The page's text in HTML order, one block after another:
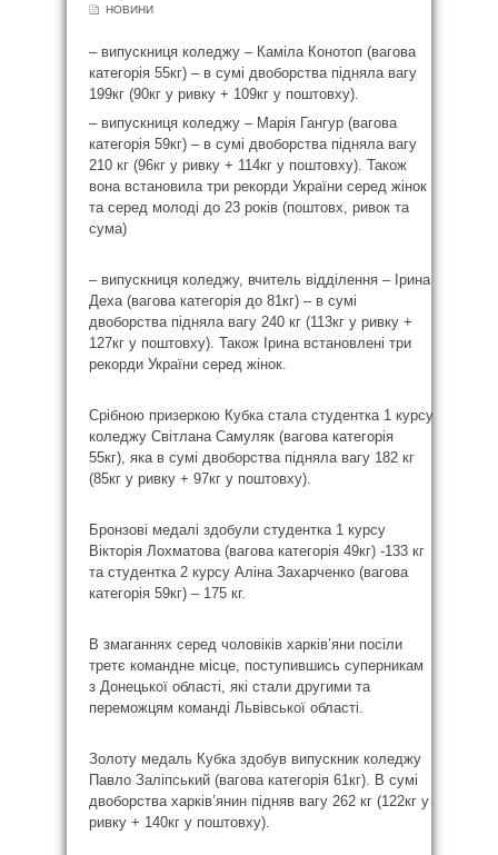
НОВИНИ
– випускниця коледжу – Каміла Конотоп (вагова
категорія 55кг) – в сумі двоборства підняла вагу
199кг (90кг у ривку + 109кг у поштовху).
– випускниця коледжу – Марія Гангур (вагова
категорія 59кг) – в сумі двоборства підняла вагу
210 кг (96кг у ривку + 114кг у поштовху). Також
вона встановила три рекорди України серед жінок
та серед молоді до 23 років (поштовх, ривок та
сума)
– випускниця коледжу, вчитель відділення – Ірина
Деха (вагова категорія до 81кг) – в сумі
двоборства підняла вагу 240 кг (113кг у ривку +
127кг у поштовху). Також Ірина встановлені три
рекорди України серед жінок.
Срібною призеркою Кубка стала студентка 1 курсу
коледжу Світлана Самуляк (вагова категорія
55кг), яка в сумі двоборства підняла вагу 182 кг
(85кг у ривку + 97кг у поштовху).
Бронзові медалі здобули студентка 1 курсу
Вікторія Лохматова (вагова категорія 49кг) -133 кг
та студентка 2 курсу Аліна Захарченко (вагова
категорія 59кг) – 175 кг.
В змаганнях серед чоловіків харків’яни посіли
третє командне місце, поступившись суперникам
з Донецької області, які стали другими та
переможцям команді Львівської області.
Золоту медаль Кубка здобув випускник коледжу
Павло Заліпський (вагова категорія 61кг). В сумі
двоборства харків’янин підняв вагу 262 кг (122кг у
ривку + 140кг у поштовху).